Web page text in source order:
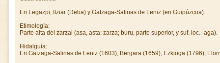
En Legazpi, Itziar (Deba) y Gatzaga-Salinas de Leniz (en Guipúzcoa).
Etimología:
Parte alta del zarzal (asa, asta: zarza; buru, parte superior, y suf. loc. -aga).
Hidalguía:
En Gatzaga-Salinas de Leniz (1603), Bergara (1659), Ezkioga (1796),